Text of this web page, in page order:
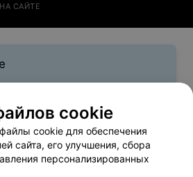
САЙТЕ
языка у метро Молодежная в
у метро Молодежная в
cookie
cookie для обеспечения
сайта, его улучшения, сбора
персонализированных